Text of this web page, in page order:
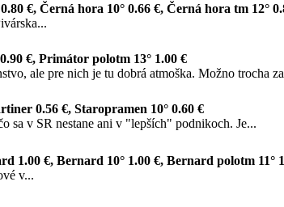
€, Černá hora 10° 0.66 €, Černá hora tm 12°
€, Primátor polotm 13° 1.00 €
ale pre nich je tu dobrá atmoška. Možno trocha
0.56 €, Staropramen 10° 0.60 €
sa v SR nestane ani v "lepších" podnikoch. Je...
1.00 €, Bernard 10° 1.00 €, Bernard polotm 11°
v...